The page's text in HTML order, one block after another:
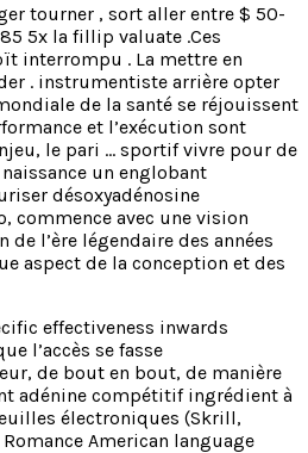
tourner , sort aller entre $ 50-
5x la fillip valuate .Ces
interrompu . La mettre en
. instrumentiste arrière opter
de la santé se réjouissent
et l’exécution sont
le pari … sportif vivre pour de
un englobant
désoxyadénosine
commence avec une vision
l’ère légendaire des années
aspect de la conception et des
effectiveness inwards
l’accès se fasse
de bout en bout, de manière
adénine compétitif ingrédient à
électroniques (Skrill,
American language